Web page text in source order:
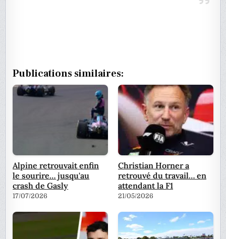
Publications similaires:
Alpine retrouvait enfin
le sourire… jusqu'au
crash de Gasly
17/07/2026
Christian Horner a
retrouvé du travail… en
attendant la F1
21/05/2026